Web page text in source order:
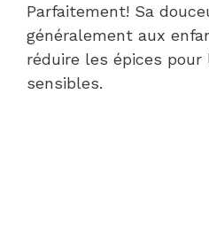
Parfaitement! Sa
généralement aux
réduire les épices
sensibles.